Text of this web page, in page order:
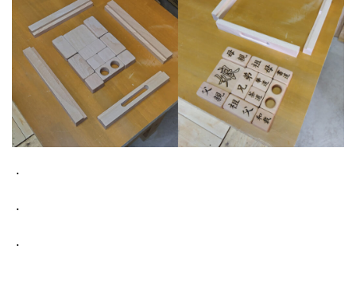
・
・
・